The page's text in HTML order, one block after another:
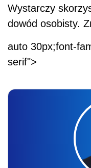
Wystarczy
dowód osobisty.
auto 30px;font-
serif">